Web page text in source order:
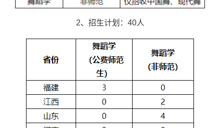
2、招生计划：40人